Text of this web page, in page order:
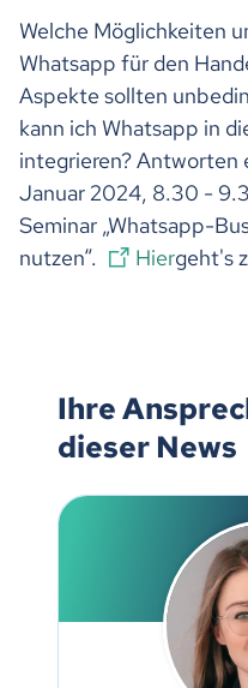
Welche Möglichkeiten
Whatsapp für den
Aspekte sollten
kann ich Whatsapp in
integrieren? Antworten
Januar 2024, 8.30 -
Seminar „Whatsapp-
nutzen“.
Hiergeht's
Ihre
dieser News